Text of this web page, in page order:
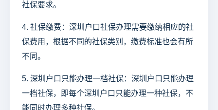
社保要求。
4. 社保缴费：深圳户口社保办理需要缴纳相应的社
保费用，根据不同的社保类别，缴费标准也会有所
不同。
5. 深圳户口只能办理一档社保：深圳户口只能办理
一档社保，即每个深圳户口只能办理一种社保，不
能同时办理多种社保。